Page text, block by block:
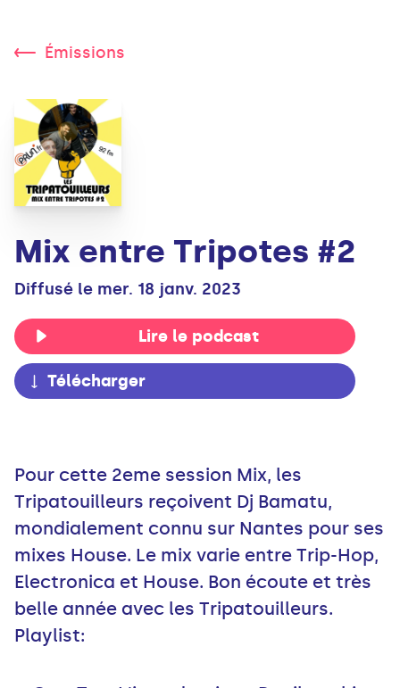
Émissions
Mix entre Tripotes #2
Diffusé le mer. 18 janv. 2023
Lire le podcast
Télécharger
Pour cette 2eme session Mix, les
Tripatouilleurs reçoivent Dj Bamatu,
mondialement connu sur Nantes pour ses
mixes House. Le mix varie entre Trip-Hop,
Electronica et House. Bon écoute et très
belle année avec les Tripatouilleurs.
Playlist: